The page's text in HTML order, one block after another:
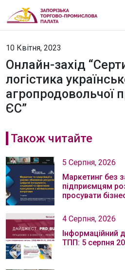
10 Квітня, 2023
Онлайн-захід
логістика
агропродовольчої
ЄС”
Також читайте
5 Серпня, 2026
Маркетинг без
підприємцям
просувати
4 Серпня, 2026
Інформаційний
ТПП: 5 серпня